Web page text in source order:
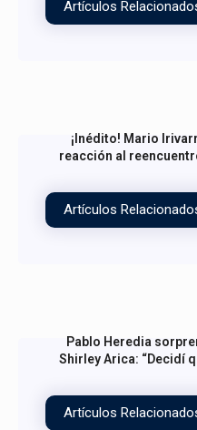
Artículos
¡Inédito! Mario
reacción al
Artículos
Pablo Heredia
Shirley Arica: “Decidí
Artículos